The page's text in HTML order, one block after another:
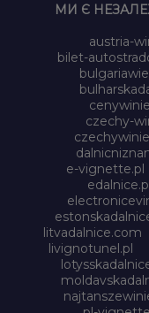
МИ Є
austria-
bilet-
czechy-
e-vignette.pl
litvadalnice.com
livignotunel.pl